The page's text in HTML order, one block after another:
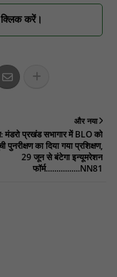
करें।
और नया
मंडरो प्रखंड सभागार में BLO को
पुनरीक्षण का दिया गया प्रशिक्षण,
29 जून से बंटेगा इन्यूमरेशन
फॉर्म................NN81